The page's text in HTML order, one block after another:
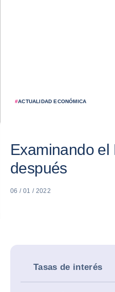
#ACTUALIDAD ECONÓMICA
Examinando el
después
06 / 01 / 2022
Tasas de interés